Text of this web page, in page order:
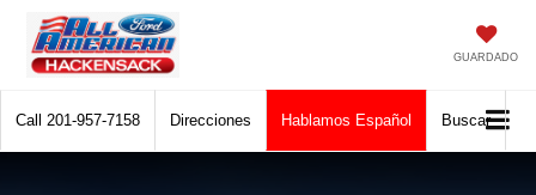
GUARDADO
Call 201-957-7158 Direcciones Hablamos Español Buscar